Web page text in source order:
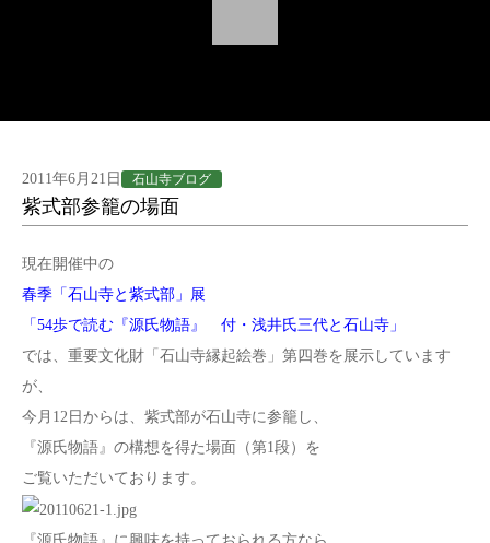
2011年6月21日 石山寺ブログ
紫式部参籠の場面
現在開催中の
春季「石山寺と紫式部」展
「54歩で読む『源氏物語』 付・浅井氏三代と石山寺」
では、重要文化財「石山寺縁起絵巻」第四巻を展示しています
が、
今月12日からは、紫式部が石山寺に参籠し、
『源氏物語』の構想を得た場面（第1段）を
ご覧いただいております。